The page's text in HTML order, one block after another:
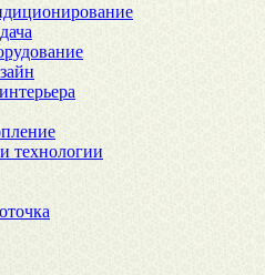
технологии